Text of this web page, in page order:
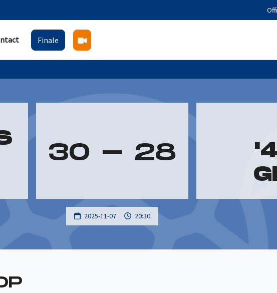
Finale
30 - 28
2025-11-07 20:30